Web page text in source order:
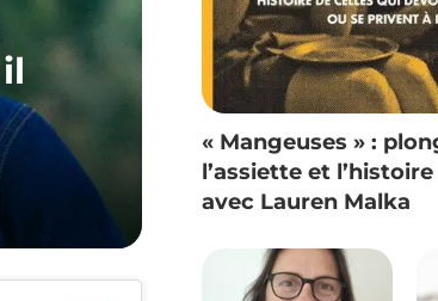
« Mangeuses » :
l’assiette et
avec Lauren Malka